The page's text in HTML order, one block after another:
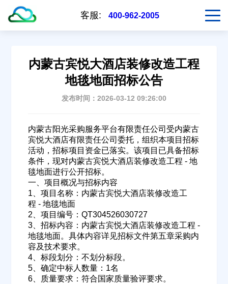
客服: 400-962-2005
内蒙古宾悦大酒店装修改造工程
地毯地面招标公告
发布时间：2026-03-12 09:26:00
内蒙古阳光采购服务平台有限责任公司受内蒙古
宾悦大酒店有限责任公司委托，组织本项目招标
活动，招标项目资金已落实。该项目已具备招标
条件，现对内蒙古宾悦大酒店装修改造工程 - 地
毯地面进行公开招标。
一、项目概况与招标内容
1、项目名称：内蒙古宾悦大酒店装修改造工
程 - 地毯地面
2、项目编号：QT304526030727
3、招标内容：内蒙古宾悦大酒店装修改造工程 -
地毯地面。具体内容详见招标文件第五章采购内
容及技术要求。
4、标段划分：不划分标段。
5、确定中标人数量：1名
6、质量要求：符合国家质量验评要求。